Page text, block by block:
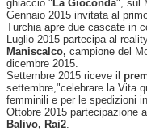
ghiaccio " La Gioconda", sul
Gennaio 2015 invitata al
Turchia apre due cascate in
Luglio 2015 partecipa al
Maniscalco, campione del
dicembre 2015.
Settembre 2015 riceve il
settembre,"celebrare la Vita
femminili e per le spedizioni
Ottobre 2015 partecipazione
Balivo, Rai2